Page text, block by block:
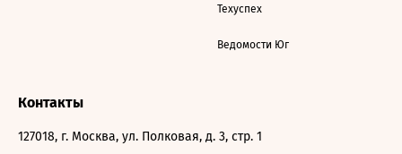
Техуспех
Ведомости Юг
Контакты
127018, г. Москва, ул. Полковая, д. 3, стр. 1